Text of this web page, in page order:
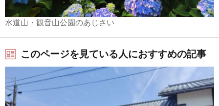
水道山・観音山公園のあじさい
このページを見ている人におすすめの記事